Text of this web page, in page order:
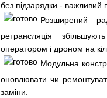
без підзарядки - важливий
Розширений
ретрансляція
оператором і дроном на
Модульна
оновлювати чи
заміни.